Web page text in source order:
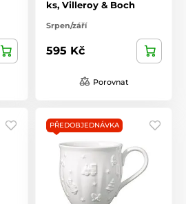
ks, Villeroy & Boch
Srpen/září
595 Kč
Porovnat
PŘEDOBJEDNÁVKA